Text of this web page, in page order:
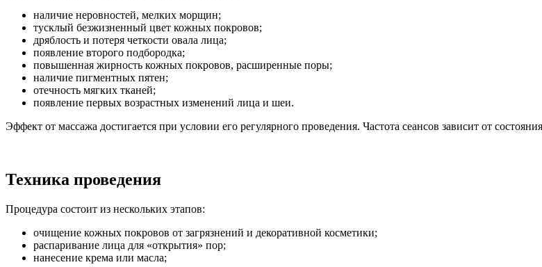
наличие неровностей, мелких морщин;
тусклый безжизненный цвет кожных покровов;
дряблость и потеря четкости овала лица;
появление второго подбородка;
повышенная жирность кожных покровов, расширенные поры;
наличие пигментных пятен;
отечность мягких тканей;
появление первых возрастных изменений лица и шеи.
Эффект от массажа достигается при условии его регулярного проведения. Частота сеансов зависит от
Техника проведения
Процедура состоит из нескольких этапов:
очищение кожных покровов от загрязнений и декоративной косметики;
распаривание лица для «открытия» пор;
нанесение крема или масла;